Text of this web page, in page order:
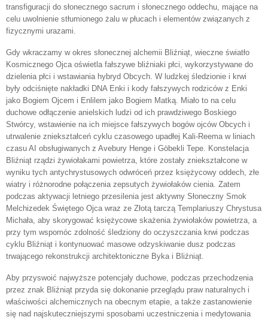
transfiguracji do słonecznego sacrum i słonecznego oddechu, mające na
celu uwolnienie stłumionego żalu w płucach i elementów związanych z
fizycznymi urazami.
Gdy wkraczamy w okres słonecznej alchemii Bliźniąt, wieczne światło
Kosmicznego Ojca oświetla fałszywe bliźniaki płci, wykorzystywane do
dzielenia płci i wstawiania hybryd Obcych. W ludzkej śledzionie i krwi
były odciśnięte nakładki DNA Enki i kody fałszywych rodziców z Enki
jako Bogiem Ojcem i Enlilem jako Bogiem Matką. Miało to na celu
duchowe odłączenie anielskich ludzi od ich prawdziwego Boskiego
Stwórcy, wstawienie na ich miejsce fałszywych bogów ojców Obcych i
utrwalenie zniekształceń cyklu czasowego upadłej Kali-Reema w liniach
czasu AI obsługiwanych z Avebury Henge i Göbekli Tepe. Konstelacja
Bliźniąt rządzi żywiołakami powietrza, które zostały zniekształcone w
wyniku tych antychrystusowych odwróceń przez księżycowy oddech, złe
wiatry i różnorodne połączenia zepsutych żywiołaków cienia. Zatem
podczas aktywacji letniego przesilenia jest aktywny Słoneczny Smok
Melchizedek Świętego Ojca wraz ze Złotą tarczą Templariuszy Chrystusa
Michała, aby skorygować księżycowe skażenia żywiołaków powietrza, a
przy tym wspomóc zdolność śledziony do oczyszczania krwi podczas
cyklu Bliźniąt i kontynuować masowe odzyskiwanie dusz podczas
trwającego rekonstrukcji architektoniczne Byka i Bliźniąt.
Aby przyswoić najwyższe potencjały duchowe, podczas przechodzenia
przez znak Bliźniąt przyda się dokonanie przeglądu praw naturalnych i
właściwości alchemicznych na obecnym etapie, a także zastanowienie
się nad najskuteczniejszymi sposobami uczestniczenia i medytowania